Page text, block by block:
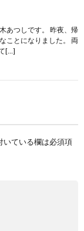
あつしです。 昨夜、帰
ことになりました。 両
[…]
いている欄は必須項